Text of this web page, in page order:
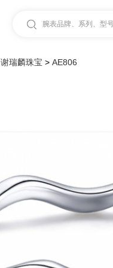
腕表品牌、系列、型
谢瑞麟珠宝 > AE806